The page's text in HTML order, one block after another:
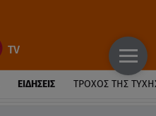
ΕΙΔΉΣΕΙΣ ΤΡΟΧΌΣ ΤΗΣ